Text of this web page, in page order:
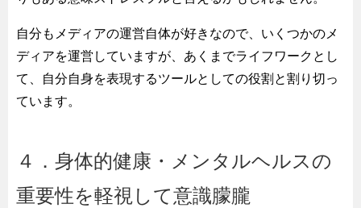
自分もメディアの運営自体が好きなので、いくつかのメ
ディアを運営していますが、あくまでライフワークとし
て、自分自身を表現するツールとしての役割と割り切っ
ています。
４．身体的健康・メンタルヘルスの
重要性を軽視して意識朦朧